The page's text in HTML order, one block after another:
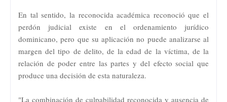
En tal sentido, la reconocida académica reconoció que el
perdón judicial existe en el ordenamiento jurídico
dominicano, pero que su aplicación no puede analizarse al
margen del tipo de delito, de la edad de la víctima, de la
relación de poder entre las partes y del efecto social que
produce una decisión de esta naturaleza.
"La combinación de culpabilidad reconocida y ausencia de